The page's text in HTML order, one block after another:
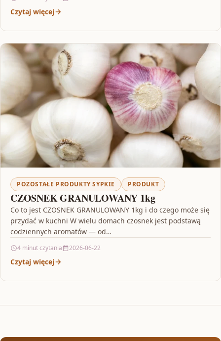
Czytaj więcej
POZOSTAŁE PRODUKTY SYPKIE PRODUKT
CZOSNEK GRANULOWANY 1kg
Co to jest CZOSNEK GRANULOWANY 1kg i do czego może się
przydać w kuchni W wielu domach czosnek jest podstawą
codziennych aromatów — od…
4 minut czytania 2026-06-22
Czytaj więcej